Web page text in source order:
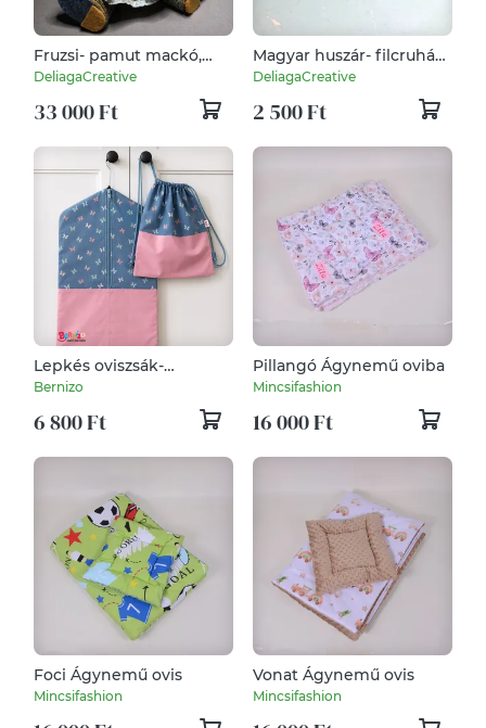
Fruzsi- pamut mackó,
ametiszttel súlyozva
DeliagaCreative
33 000 Ft
Magyar huszár- filcruhás
fababa ujjbáb
DeliagaCreative
2 500 Ft
Lepkés oviszsák-
tornazsák szett
Bernizo
6 800 Ft
Pillangó Ágynemű oviba
Mincsifashion
16 000 Ft
Foci Ágynemű ovis
Mincsifashion
Vonat Ágynemű ovis
Mincsifashion